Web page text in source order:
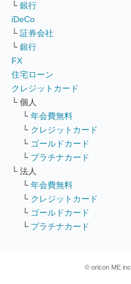
└ 銀行
iDeCo
└ 証券会社
└ 銀行
FX
住宅ローン
クレジットカード
└ 個人
└ 年会費無料
└ クレジットカード
└ ゴールドカード
└ プラチナカード
└ 法人
└ 年会費無料
└ クレジットカード
└ ゴールドカード
└ プラチナカード
© oricon ME inc.